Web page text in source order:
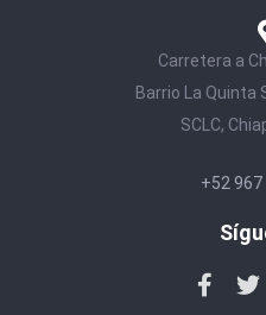
Carretera a
Barrio La Quinta
SCLC,
+52